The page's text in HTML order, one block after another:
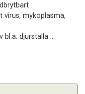
mykoplasma,
bl.a. djurstalla ...